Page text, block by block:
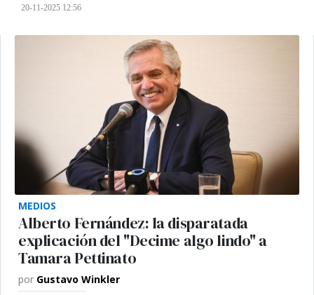
20-11-2025 12:56
MEDIOS
Alberto Fernández: la disparatada
explicación del "Decime algo lindo" a
Tamara Pettinato
por Gustavo Winkler